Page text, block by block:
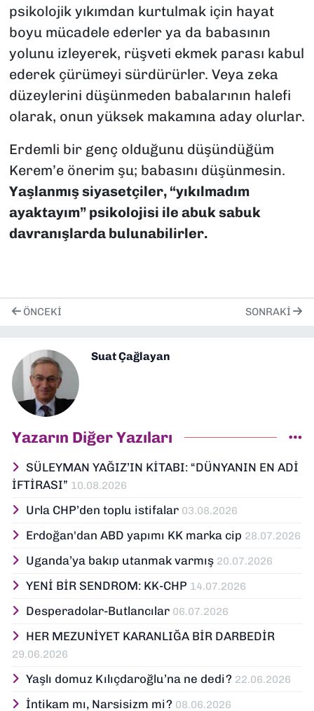
psikolojik yıkımdan kurtulmak için hayat
boyu mücadele ederler ya da babasının
yolunu izleyerek, rüşveti ekmek parası kabul
ederek çürümeyi sürdürürler. Veya zeka
düzeylerini düşünmeden babalarının halefi
olarak, onun yüksek makamına aday olurlar.
Erdemli bir genç olduğunu düşündüğüm
Kerem’e önerim şu; babasını düşünmesin.
Yaşlanmış siyasetçiler, “yıkılmadım
ayaktayım” psikolojisi ile abuk sabuk
davranışlarda bulunabilirler.
ÖNCEKI SONRAKI
Suat Çağlayan
Yazarın Diğer Yazıları
SÜLEYMAN YAĞIZ’IN KİTABI: “DÜNYANIN EN ADİ
İFTİRASI” 10.08.2026
Urla CHP’den toplu istifalar 03.08.2026
Erdoğan'dan ABD yapımı KK marka cip 28.07.2026
Uganda’ya bakıp utanmak varmış 20.07.2026
YENİ BİR SENDROM: KK-CHP 14.07.2026
Desperadolar-Butlancılar 06.07.2026
HER MEZUNİYET KARANLIĞA BİR DARBEDİR
29.06.2026
Yaşlı domuz Kılıçdaroğlu’na ne dedi? 22.06.2026
İntikam mı, Narsisizm mi? 08.06.2026